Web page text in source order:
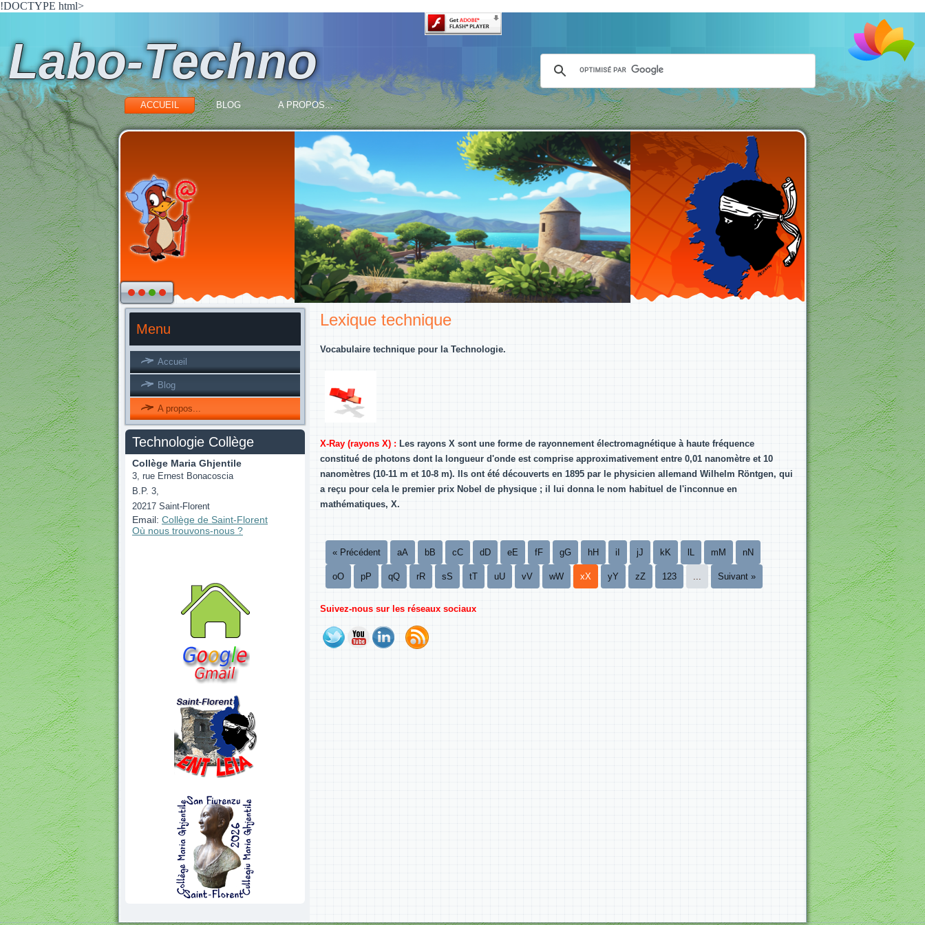
!DOCTYPE html>
Labo-Techno
ACCUEIL BLOG A PROPOS...
Menu
Accueil
Blog
A propos...
Technologie Collège
Collège Maria Ghjentile
3, rue Ernest Bonacoscia
B.P. 3,
20217 Saint-Florent
Email: Collège de Saint-Florent
Où nous trouvons-nous ?
Lexique technique
Vocabulaire technique pour la Technologie.
X-Ray (rayons X) : Les rayons X sont une forme de rayonnement électromagnétique à haute fréquence
constitué de photons dont la longueur d'onde est comprise approximativement entre 0,01 nanomètre et 10
nanomètres (10-11 m et 10-8 m). Ils ont été découverts en 1895 par le physicien allemand Wilhelm Röntgen, qui
a reçu pour cela le premier prix Nobel de physique ; il lui donna le nom habituel de l'inconnue en
mathématiques, X.
« Précédent aA bB cC dD eE fF gG hH iI jJ kK lL mM nN
oO pP qQ rR sS tT uU vV wW xX yY zZ 123 ... Suivant »
Suivez-nous sur les réseaux sociaux